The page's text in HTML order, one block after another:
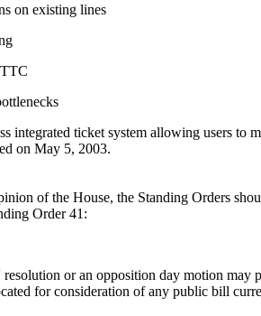
on existing lines
integrated ticket system allowing users to
on May 5, 2003.
of the House, the Standing Orders
Order 41:
or an opposition day motion may
for consideration of any public bill